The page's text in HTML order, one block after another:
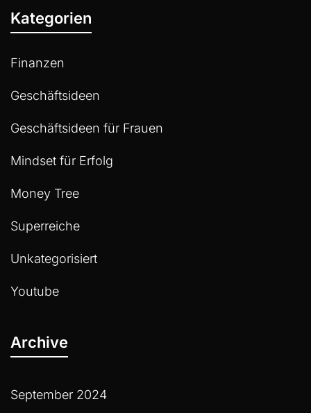
Kategorien
Finanzen
Geschäftsideen
Geschäftsideen für Frauen
Mindset für Erfolg
Money Tree
Superreiche
Unkategorisiert
Youtube
Archive
September 2024